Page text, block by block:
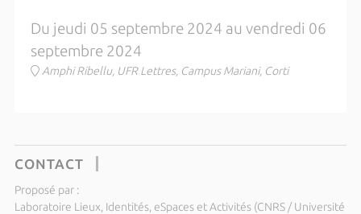
Du jeudi 05 septembre 2024 au vendredi 06
septembre 2024
Amphi Ribellu, UFR Lettres, Campus Mariani, Corti
CONTACT
Proposé par :
Laboratoire Lieux, Identités, eSpaces et Activités (CNRS / Université